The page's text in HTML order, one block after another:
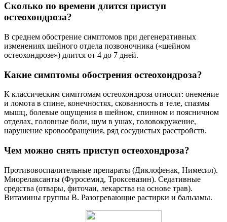
Сколько по времени длится приступ
остеохондроза?
В среднем обострение симптомов при дегенеративных
изменениях шейного отдела позвоночника («шейном
остеохондрозе») длится от 4 до 7 дней.
Какие симптомы обострения остеохондроза?
К классическим симптомам остеохондроза относят: онемение
и ломота в спине, конечностях, скованность в теле, спазмы
мышц, болевые ощущения в шейном, спинном и поясничном
отделах, головные боли, шум в ушах, головокружение,
нарушение кровообращения, ряд сосудистых расстройств.
Чем можно снять приступ остеохондроза?
Противовоспалительные препараты (Диклофенак, Нимесил).
Миорелаксанты (Фуросемид, Троксевазин). Седативные
средства (отвары, фиточаи, лекарства на основе трав).
Витамины группы B. Разогревающие растирки и бальзамы.